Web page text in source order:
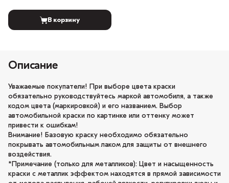
В корзину
Описание
Уважаемые покупатели! При выборе цвета краски
обязательно руководствуйтесь маркой автомобиля, а также
кодом цвета (маркировкой) и его названием. Выбор
автомобильной краски по картинке или оттенку может
привести к ошибкам!
Внимание! Базовую краску необходимо обязательно
покрывать автомобильным лаком для защиты от внешнего
воздействия.
*Примечание (только для металликов): Цвет и насыщенность
краски с металлик эффектом находятся в прямой зависимости